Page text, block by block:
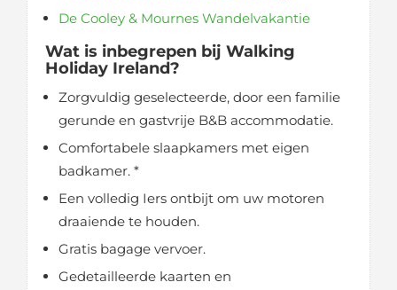
De Cooley & Mournes Wandelvakantie
Wat is inbegrepen bij Walking
Holiday Ireland?
Zorgvuldig geselecteerde, door een familie
gerunde en gastvrije B&B accommodatie.
Comfortabele slaapkamers met eigen
badkamer. *
Een volledig Iers ontbijt om uw motoren
draaiende te houden.
Gratis bagage vervoer.
Gedetailleerde kaarten en